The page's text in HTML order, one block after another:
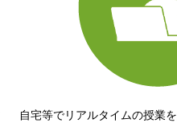
自宅等でリアルタイムの授業